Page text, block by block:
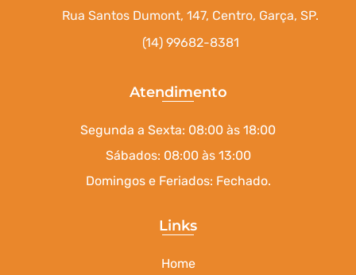
Rua Santos Dumont, 147, Centro, Garça, SP.
(14) 99682-8381
Atendimento
Segunda a Sexta: 08:00 às 18:00
Sábados: 08:00 às 13:00
Domingos e Feriados: Fechado.
Links
Home